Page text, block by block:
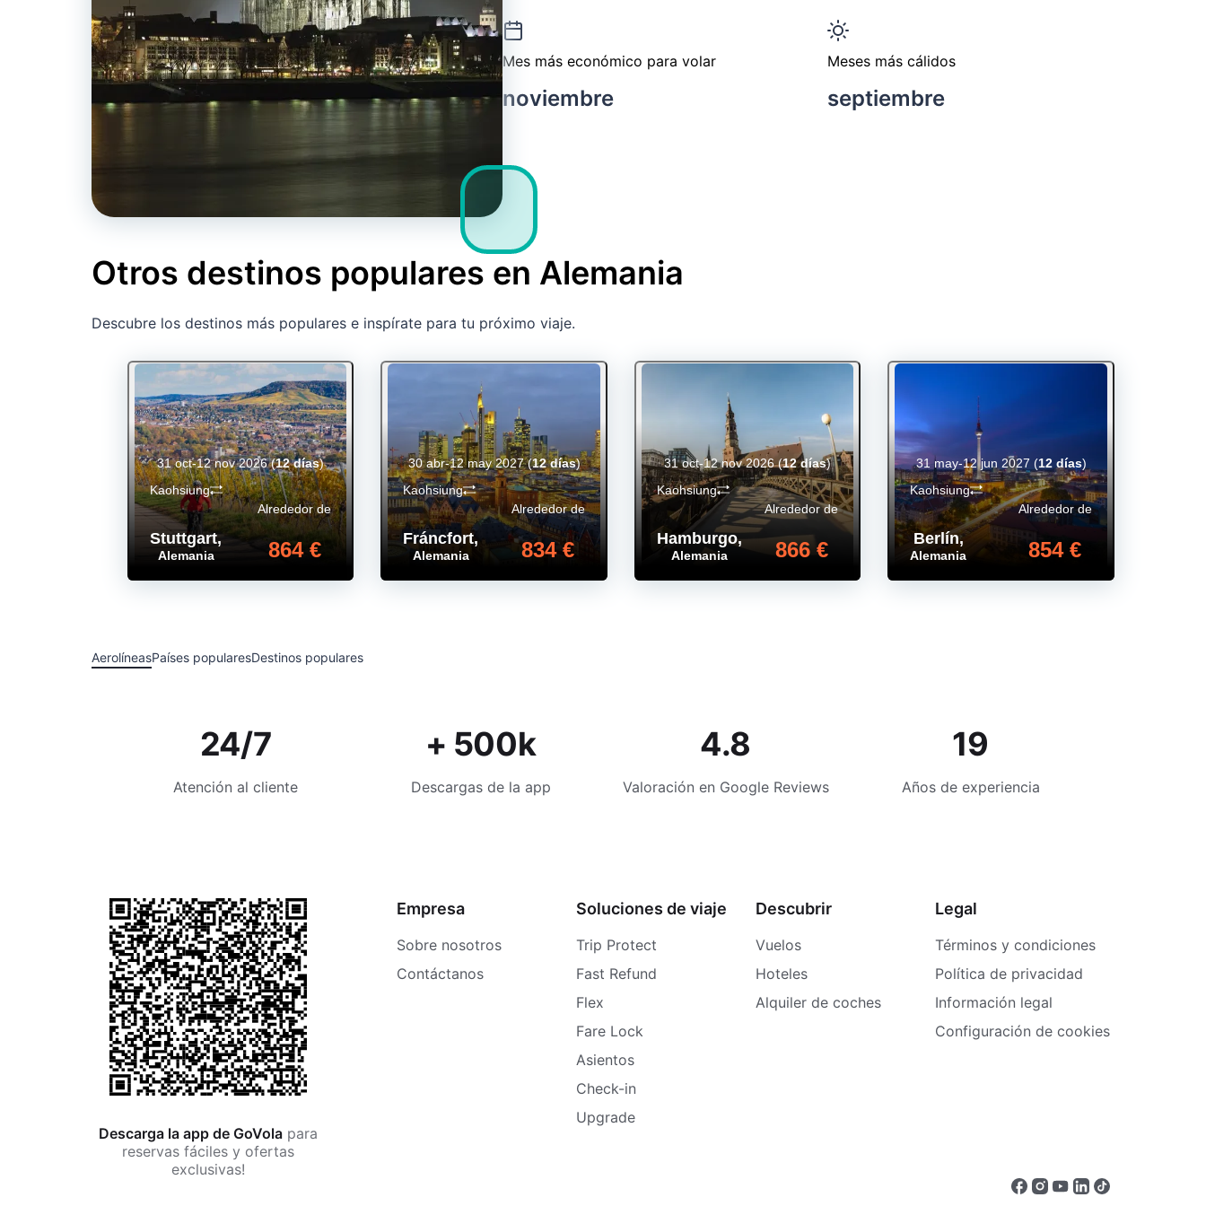
Mes más económico para volar
noviembre
Meses más cálidos
septiembre
Otros destinos populares en Alemania
Descubre los destinos más populares e inspírate para tu próximo viaje.
Stuttgart,
Alemania
Alrededor de
864 €
Kaohsiung
31 oct-12 nov 2026(12 días)
Fráncfort,
Alemania
Alrededor de
834 €
Kaohsiung
30 abr-12 may 2027(12 días)
Hamburgo,
Alemania
Alrededor de
866 €
Kaohsiung
31 oct-12 nov 2026(12 días)
Berlín,
Alemania
Alrededor de
854 €
Kaohsiung
31 may-12 jun 2027 (12 días)
AerolíneasPaíses popularesDestinos populares
24/7
Atención al cliente
+ 500k
Descargas de la app
4.8
Valoración en Google Reviews
19
Años de experiencia
Descarga la app de GoVola para
reservas fáciles y ofertas
exclusivas!
Empresa
Sobre nosotros
Contáctanos
Soluciones de viaje
Trip Protect
Fast Refund
Flex
Fare Lock
Asientos
Check-in
Upgrade
Descubrir
Vuelos
Hoteles
Alquiler de coches
Legal
Términos y condiciones
Política de privacidad
Información legal
Configuración de cookies